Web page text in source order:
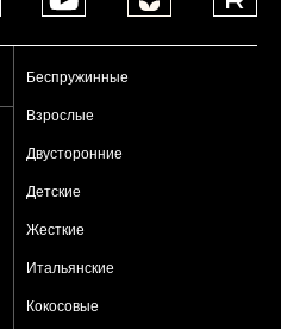
Беспружинные
Взрослые
Двусторонние
Детские
Жесткие
Итальянские
Кокосовые